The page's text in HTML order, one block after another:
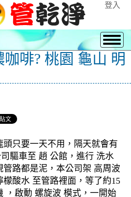
登入
啡? 桃園 龜山 明
頭只要一天不用，隔天就會有
驅車至 趙 公館，進行 洗水
管路都是泥，本公司架 高周波
酸水 至管路裡面，等了約15
，啟動 螺旋波 模式，一開始